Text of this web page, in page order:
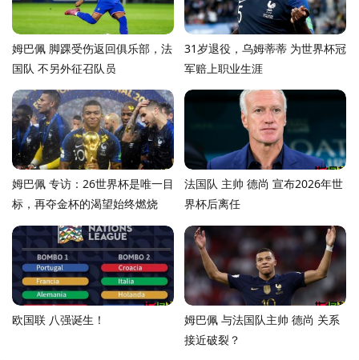
姆巴佩 脚踝受伤返回俱乐部，法
国队 不另外征召队员
31岁退役，乌姆蒂蒂 为世界杯冠
军赔上职业生涯
姆巴佩 专访：26世界杯是唯一目
标，再夺金杯的渴望始终燃烧
法国队 主帅 德尚 宣布2026年世
界杯后离任
欧国联 八强诞生！
姆巴佩 与法国队主帅 德尚 关系
接近破裂？